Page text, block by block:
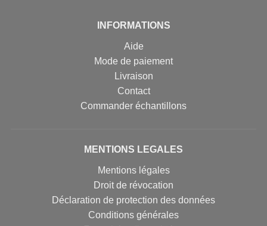
INFORMATIONS
Aide
Mode de paiement
Livraison
Contact
Commander échantillons
MENTIONS LEGALES
Mentions légales
Droit de révocation
Déclaration de protection des données
Conditions générales